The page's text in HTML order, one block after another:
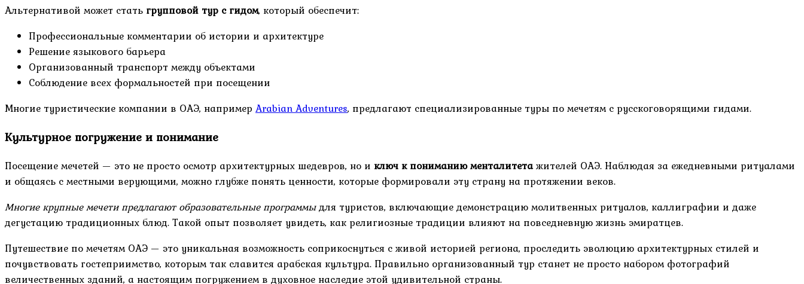
Альтернативой может стать групповой тур с гидом, который обеспечит:
Профессиональные комментарии об истории и архитектуре
Решение языкового барьера
Организованный транспорт между объектами
Соблюдение всех формальностей при посещении
Многие туристические компании в ОАЭ, например Arabian Adventures, предлагают специализированные туры по мечетям с русскоговорящими гидами.
Культурное погружение и понимание
Посещение мечетей — это не просто осмотр архитектурных шедевров, но и ключ к пониманию менталитетажителей ОАЭ. Наблюдая за ежедневными ритуалами
и общаясь с местными верующими, можно глубже понять ценности, которые формировали эту страну на протяжении веков.
Многие крупные мечети предлагают образовательные программыдля туристов, включающие демонстрацию молитвенных ритуалов, каллиграфии и даже
дегустацию традиционных блюд. Такой опыт позволяет увидеть, как религиозные традиции влияют на повседневную жизнь эмиратцев.
Путешествие по мечетям ОАЭ — это уникальная возможность соприкоснуться с живой историей региона, проследить эволюцию архитектурных стилей и
почувствовать гостеприимство, которым так славится арабская культура. Правильно организованный тур станет не просто набором фотографий
величественных зданий, а настоящим погружением в духовное наследие этой удивительной страны.